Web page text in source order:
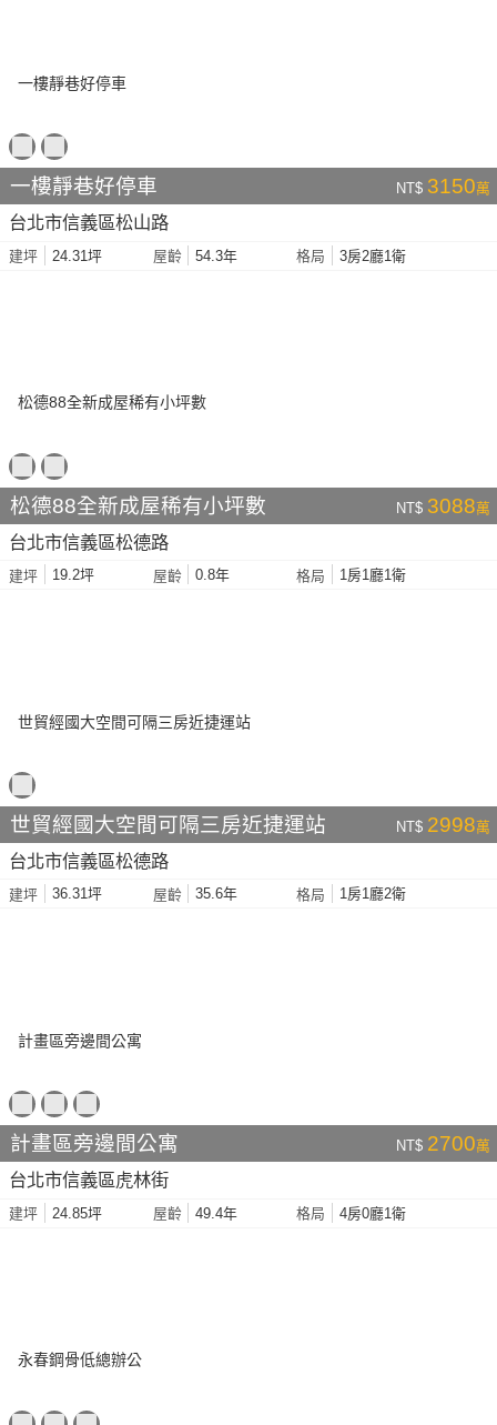
一樓靜巷好停車 NT$ 3150萬
台北市信義區松山路
建坪 24.31坪 屋齡 54.3年 格局 3房2廳1衛
松德88全新成屋稀有小坪數 NT$ 3088萬
台北市信義區松德路
建坪 19.2坪 屋齡 0.8年 格局 1房1廳1衛
世貿經國大空間可隔三房近捷運站 NT$ 2998萬
台北市信義區松德路
建坪 36.31坪 屋齡 35.6年 格局 1房1廳2衛
計畫區旁邊間公寓 NT$ 2700萬
台北市信義區虎林街
建坪 24.85坪 屋齡 49.4年 格局 4房0廳1衛